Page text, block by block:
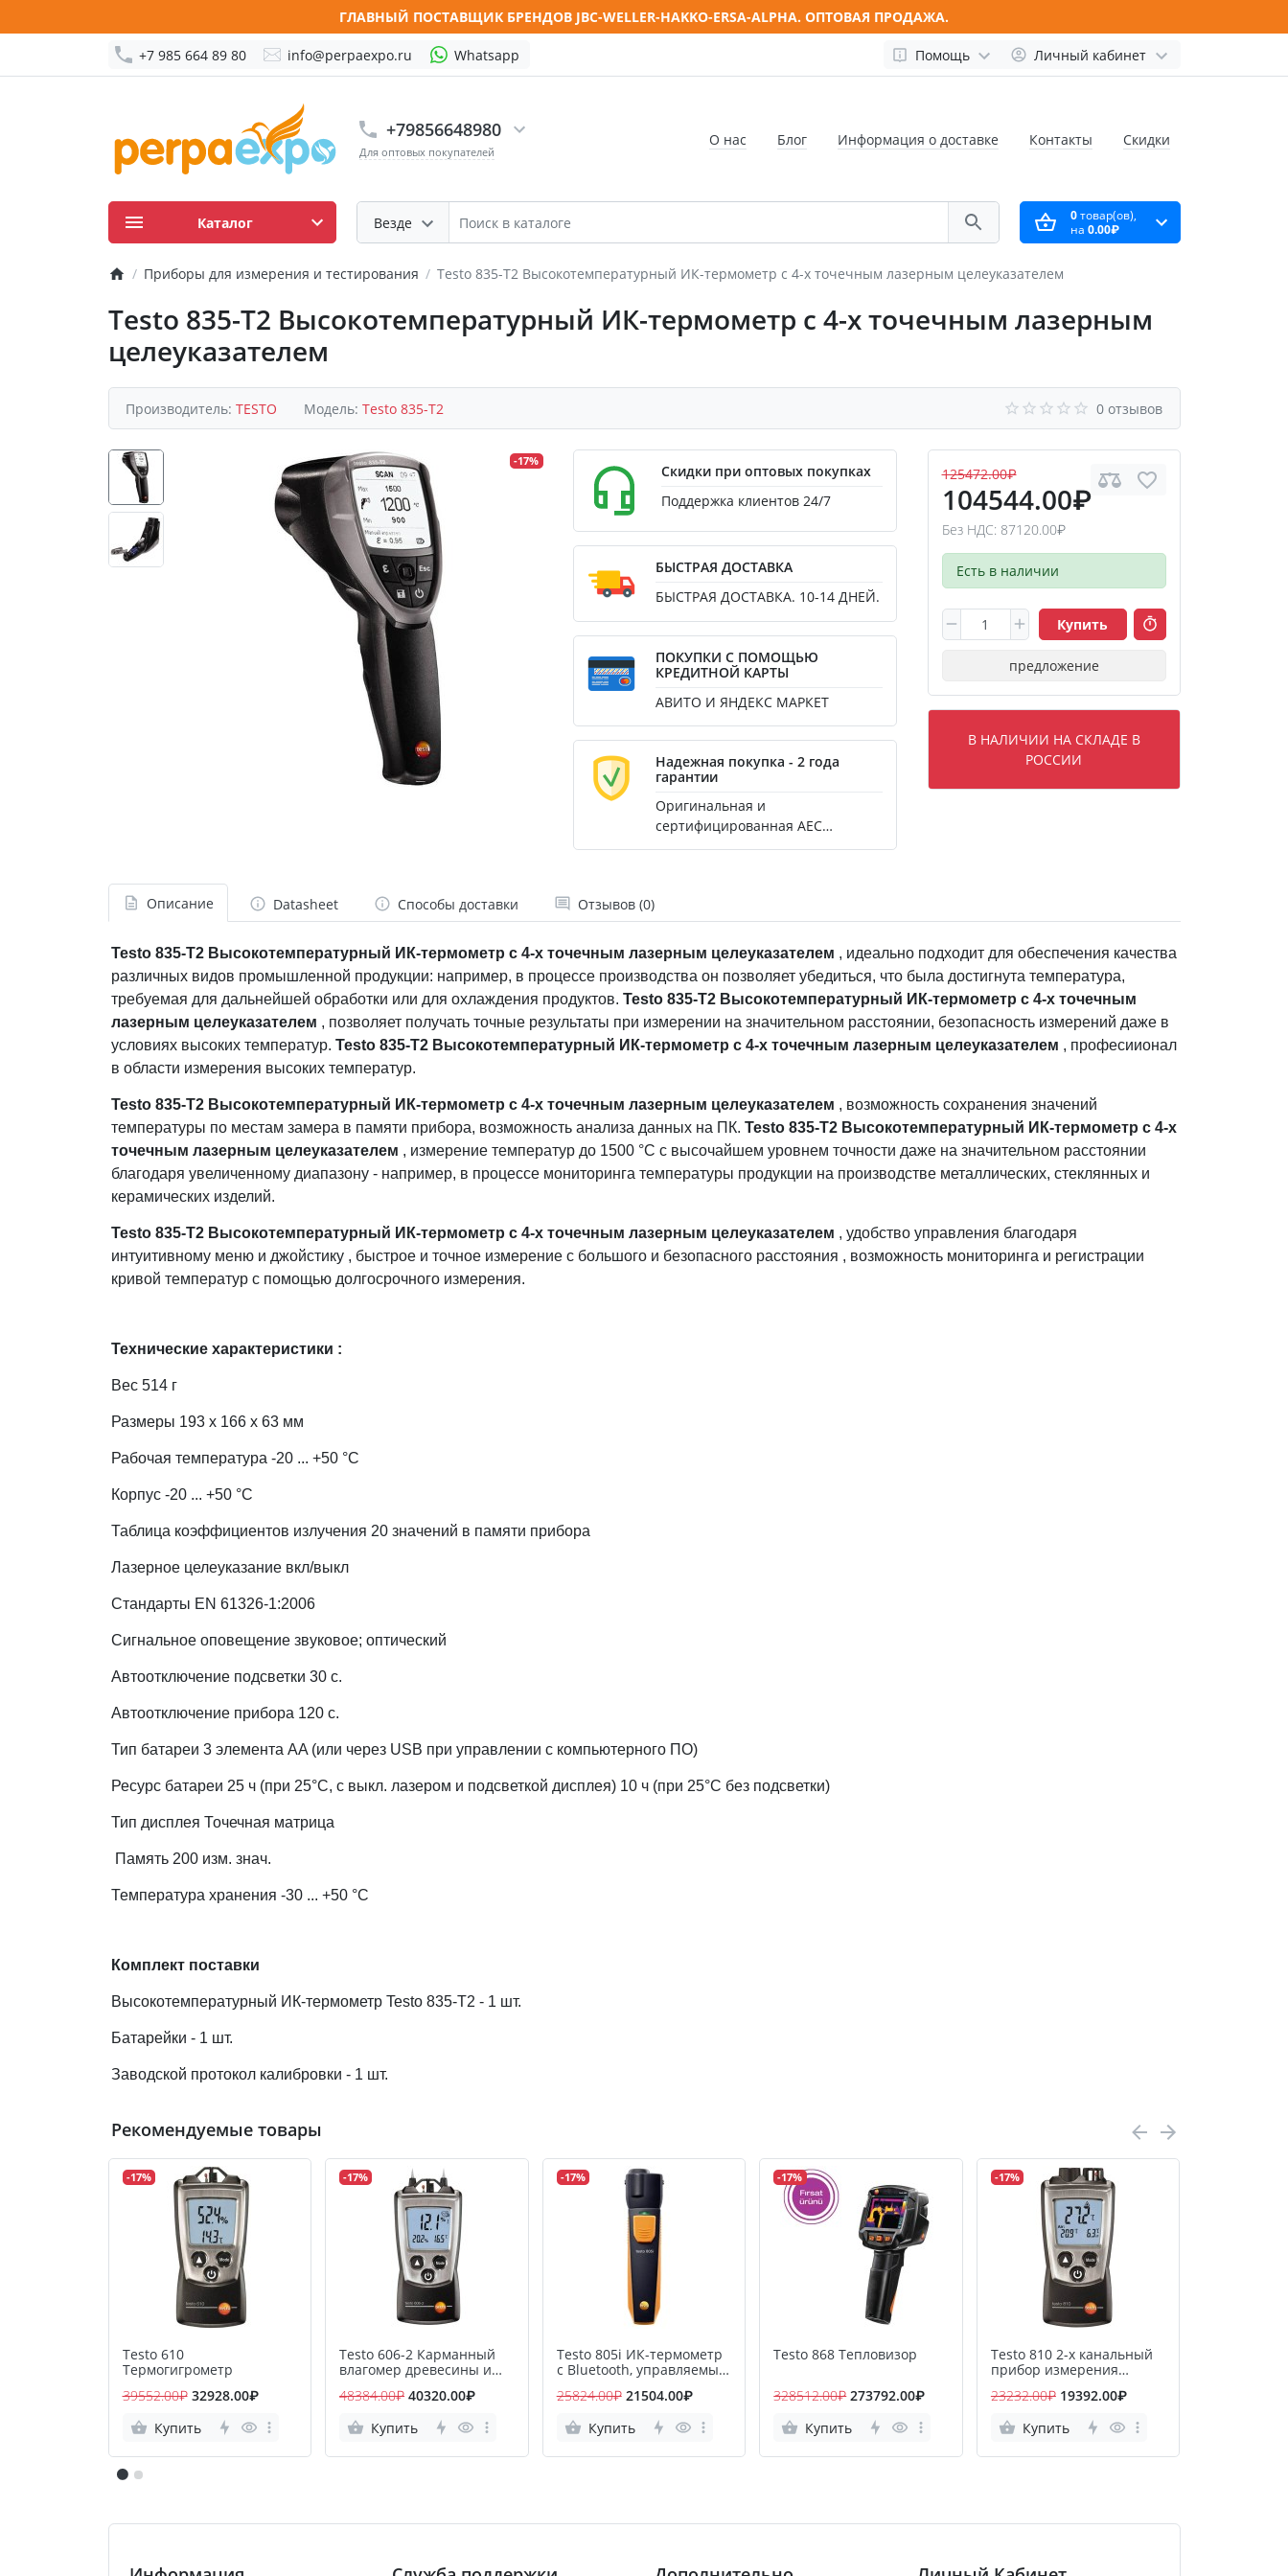
ГЛАВНЫЙ ПОСТАВЩИК БРЕНДОВ JBC-WELLER-HAKKO-ERSA-ALPHA. ОПТОВАЯ ПРОДАЖА.
+7 985 664 89 80 info@perpaexpo.ru Whatsapp Помощь Личный кабинет
+79856648980
Для оптовых покупателей
Везде
О нас Блог Информация о доставке Контакты Скидки
0товар(ов),
на 0.00₽
Каталог
Приборы для измерения и тестирования Testo 835-T2 Высокотемпературный ИК-термометр с 4-х точечным лазерным целеуказателем
Testo 835-T2 Высокотемпературный ИК-термометр с 4-х точечным лазерным
целеуказателем
Производитель: TESTO Модель: Testo 835-T2 0 отзывов
-17%
125472.00₽
104544.00₽
Без НДС: 87120.00₽
Есть в наличии
Купить
предложение
В НАЛИЧИИ НА СКЛАДЕ В
РОССИИ
Скидки при оптовых покупках
Поддержка клиентов 24/7
БЫСТРАЯ ДОСТАВКА
БЫСТРАЯ ДОСТАВКА. 10-14 ДНЕЙ.
ПОКУПКИ С ПОМОЩЬЮ
КРЕДИТНОЙ КАРТЫ
АВИТО И ЯНДЕКС МАРКЕТ
Надежная покупка - 2 года
гарантии
Оригинальная и
сертифицированная AEC
продукция
Описание Datasheet Способы доставки Отзывов (0)
Testo 835-T2 Высокотемпературный ИК-термометр с 4-х точечным лазерным целеуказателем , идеально подходит для обеспечения качества
различных видов промышленной продукции: например, в процессе производства он позволяет убедиться, что была достигнута температура,
требуемая для дальнейшей обработки или для охлаждения продуктов. Testo 835-T2 Высокотемпературный ИК-термометр с 4-х точечным
лазерным целеуказателем , позволяет получать точные результаты при измерении на значительном расстоянии, безопасность измерений даже в
условиях высоких температур. Testo 835-T2 Высокотемпературный ИК-термометр с 4-х точечным лазерным целеуказателем , професиионал
в области измерения высоких температур.
Testo 835-T2 Высокотемпературный ИК-термометр с 4-х точечным лазерным целеуказателем , возможность сохранения значений
температуры по местам замера в памяти прибора, возможность анализа данных на ПК. Testo 835-T2 Высокотемпературный ИК-термометр с 4-х
точечным лазерным целеуказателем , измерение температур до 1500 °C с высочайшем уровнем точности даже на значительном расстоянии
благодаря увеличенному диапазону - например, в процессе мониторинга температуры продукции на производстве металлических, стеклянных и
керамических изделий.
Testo 835-T2 Высокотемпературный ИК-термометр с 4-х точечным лазерным целеуказателем , удобство управления благодаря
интуитивному меню и джойстику , быстрое и точное измерение с большого и безопасного расстояния , возможность мониторинга и регистрации
кривой температур с помощью долгосрочного измерения.
Технические характеристики :
Вес 514 г
Размеры 193 x 166 x 63 мм
Рабочая температура -20 ... +50 °C
Корпус -20 ... +50 °C
Таблица коэффициентов излучения 20 значений в памяти прибора
Лазерное целеуказание вкл/выкл
Стандарты EN 61326-1:2006
Сигнальное оповещение звуковое; оптический
Автоотключение подсветки 30 с.
Автоотключение прибора 120 с.
Тип батареи 3 элемента AA (или через USB при управлении с компьютерного ПО)
Ресурс батареи 25 ч (при 25°C, с выкл. лазером и подсветкой дисплея) 10 ч (при 25°C без подсветки)
Тип дисплея Точечная матрица
Память 200 изм. знач.
Температура хранения -30 ... +50 °C
Комплект поставки
Высокотемпературный ИК-термометр Testo 835-T2 - 1 шт.
Батарейки - 1 шт.
Заводской протокол калибровки - 1 шт.
Рекомендуемые товары
-17%
Testo 610
Термогигрометр
39552.00₽ 32928.00₽
Купить
-17%
Testo 606-2 Карманный
влагомер древесины и
48384.00₽ 40320.00₽
Купить
-17%
Testo 805i ИК-термометр
с Bluetooth, управляемый
25824.00₽ 21504.00₽
Купить
-17%
Testo 868 Тепловизор
328512.00₽ 273792.00₽
Купить
-17%
Testo 810 2-х канальный
прибор измерения
термометром
23232.00₽ 19392.00₽
Купить